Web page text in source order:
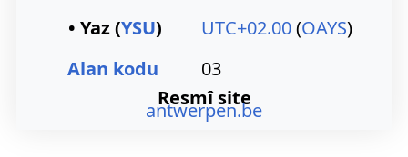
• Yaz (YSU) UTC+02.00(OAYS)
Alan kodu
03
Resmî site
antwerpen.be